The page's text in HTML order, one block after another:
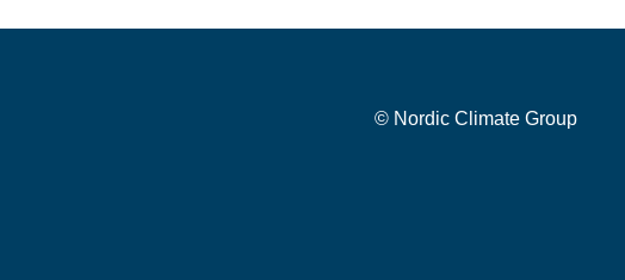
© Nordic Climate Group